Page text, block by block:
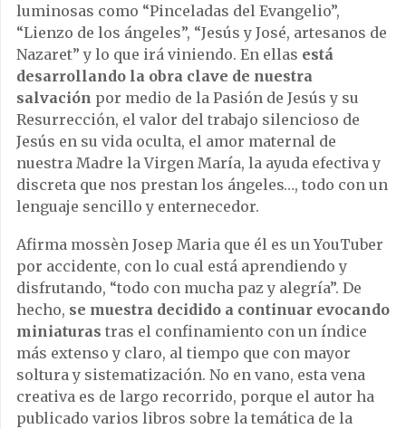
luminosas como “Pinceladas del Evangelio”,
“Lienzo de los ángeles”, “Jesús y José, artesanos de
Nazaret” y lo que irá viniendo. En ellas está
desarrollando la obra clave de nuestra
salvación por medio de la Pasión de Jesús y su
Resurrección, el valor del trabajo silencioso de
Jesús en su vida oculta, el amor maternal de
nuestra Madre la Virgen María, la ayuda efectiva y
discreta que nos prestan los ángeles…, todo con un
lenguaje sencillo y enternecedor.
Afirma mossèn Josep Maria que él es un YouTuber
por accidente, con lo cual está aprendiendo y
disfrutando, “todo con mucha paz y alegría”. De
hecho, se muestra decidido a continuar evocando
miniaturas tras el confinamiento con un índice
más extenso y claro, al tiempo que con mayor
soltura y sistematización. No en vano, esta vena
creativa es de largo recorrido, porque el autor ha
publicado varios libros sobre la temática de la